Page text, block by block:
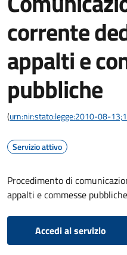
corrente
appalti e
pubbliche
(urn:nir:stato:legge:2010-08-
Servizio attivo
Procedimento di
appalti e commesse pubbliche
Accedi al servizio